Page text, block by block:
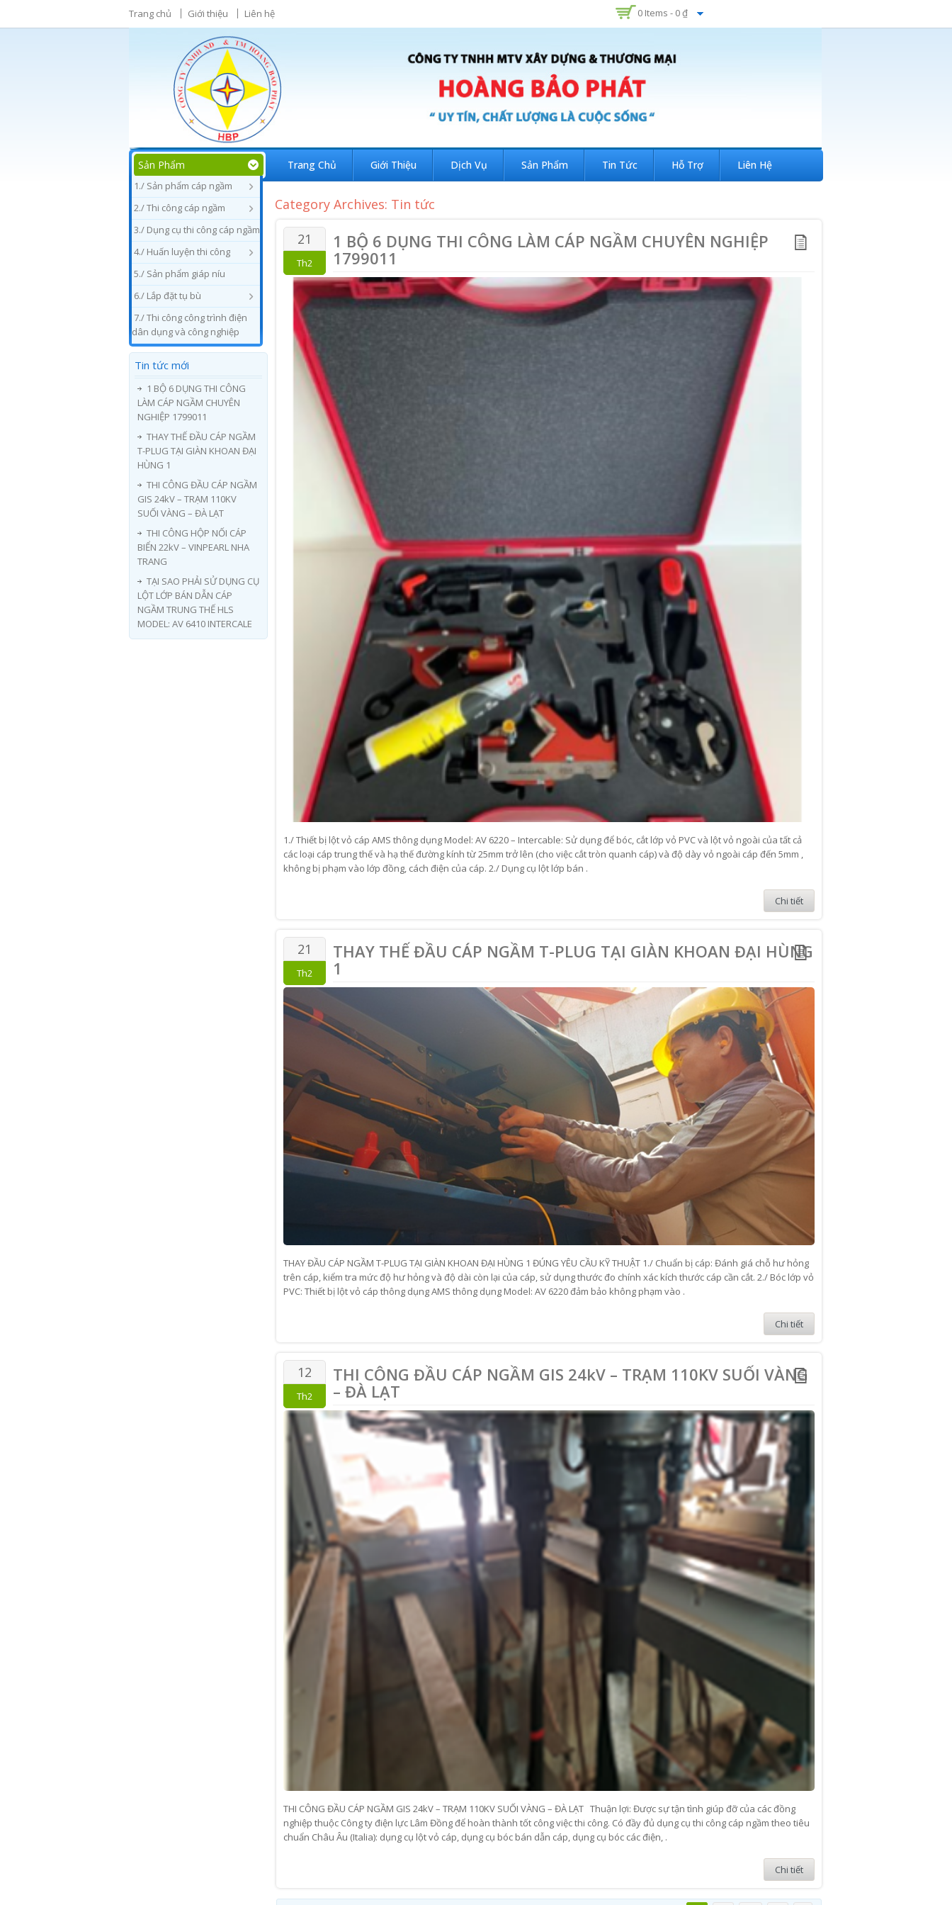
Trang chủ Giới thiệu Liên hệ 0 Items - 0 ₫
Sản Phẩm
1./ Sản phẩm cáp ngầm
2./ Thi công cáp ngầm
3./ Dụng cụ thi công cáp ngầm
4./ Huấn luyện thi công
5./ Sản phẩm giáp níu
6./ Lắp đặt tụ bù
7./ Thi công công trình điện
dân dụng và công nghiệp
Trang Chủ Giới Thiệu Dịch Vụ Sản Phẩm Tin Tức Hỗ Trợ Liên Hệ
Category Archives: Tin tức
21
Th2
1 BỘ 6 DỤNG THI CÔNG LÀM CÁP NGẦM CHUYÊN NGHIỆP
1799011
1./ Thiết bị lột vỏ cáp AMS thông dụng Model: AV 6220 – Intercable: Sử dụng để bóc, cắt lớp vỏ PVC và lột vỏ ngoài của tất cả
các loại cáp trung thế và hạ thế đường kính từ 25mm trở lên (cho việc cắt tròn quanh cáp) và độ dày vỏ ngoài cáp đến 5mm ,
không bị phạm vào lớp đồng, cách điện của cáp. 2./ Dụng cụ lột lớp bán .
Chi tiết
21
Th2
THAY THẾ ĐẦU CÁP NGẦM T-PLUG TẠI GIÀN KHOAN ĐẠI HÙNG
1
THAY ĐẦU CÁP NGẦM T-PLUG TẠI GIÀN KHOAN ĐẠI HÙNG 1 ĐÚNG YÊU CẦU KỸ THUẬT 1./ Chuẩn bị cáp: Đánh giá chỗ hư hỏng
trên cáp, kiểm tra mức độ hư hỏng và độ dài còn lại của cáp, sử dụng thước đo chính xác kích thước cáp cần cắt. 2./ Bóc lớp vỏ
PVC: Thiết bị lột vỏ cáp thông dụng AMS thông dụng Model: AV 6220 đảm bảo không phạm vào .
Chi tiết
12
Th2
THI CÔNG ĐẦU CÁP NGẦM GIS 24kV – TRẠM 110KV SUỐI VÀNG
– ĐÀ LẠT
THI CÔNG ĐẦU CÁP NGẦM GIS 24kV – TRẠM 110KV SUỐI VÀNG – ĐÀ LẠT Thuận lợi: Được sự tận tình giúp đỡ của các đồng
nghiệp thuộc Công ty điện lực Lâm Đồng để hoàn thành tốt công việc thi công. Có đầy đủ dụng cụ thi công cáp ngầm theo tiêu
chuẩn Châu Âu (Italia): dụng cụ lột vỏ cáp, dụng cụ bóc bán dẫn cáp, dụng cụ bóc các điện, .
Chi tiết
Tin tức mới
1 BỘ 6 DỤNG THI CÔNG
LÀM CÁP NGẦM CHUYÊN
NGHIỆP 1799011
THAY THẾ ĐẦU CÁP NGẦM
T-PLUG TẠI GIÀN KHOAN ĐẠI
HÙNG 1
THI CÔNG ĐẦU CÁP NGẦM
GIS 24kV – TRẠM 110KV
SUỐI VÀNG – ĐÀ LẠT
THI CÔNG HỘP NỐI CÁP
BIỂN 22kV – VINPEARL NHA
TRANG
TẠI SAO PHẢI SỬ DỤNG CỤ
LỘT LỚP BÁN DẪN CÁP
NGẦM TRUNG THẾ HLS
MODEL: AV 6410 INTERCALE